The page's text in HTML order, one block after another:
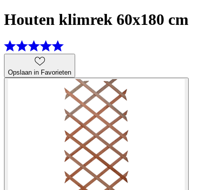
Houten klimrek 60x180 cm
Opslaan in Favorieten